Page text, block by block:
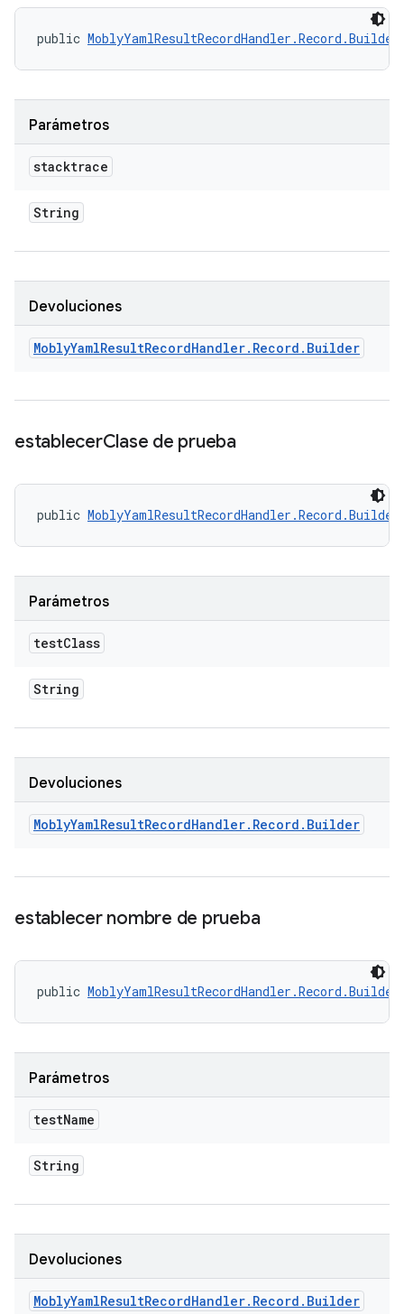
public MoblyYamlResultRecordHandler.Record.Builder
Parámetros
stacktrace
String
Devoluciones
MoblyYamlResultRecordHandler. Record . Builder
establecerClase de prueba
public MoblyYamlResultRecordHandler.Record.Builder
Parámetros
testClass
String
Devoluciones
MoblyYamlResultRecordHandler. Record . Builder
establecer nombre de prueba
public MoblyYamlResultRecordHandler.Record.Builder
Parámetros
testName
String
Devoluciones
MoblyYamlResultRecordHandler. Record . Builder